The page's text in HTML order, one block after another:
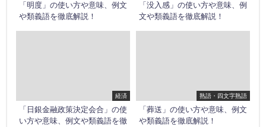
「明度」の使い方や意味、例文
や類義語を徹底解説！
「没入感」の使い方や意味、例
文や類義語を徹底解説！
経済
「日銀金融政策決定会合」の使
い方や意味、例文や類義語を徹
熟語・四文字熟語
「葬送」の使い方や意味、例文
や類義語を徹底解説！